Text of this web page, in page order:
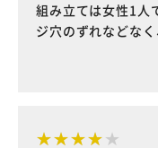
組み立ては女性1
ジ穴のずれなどなく